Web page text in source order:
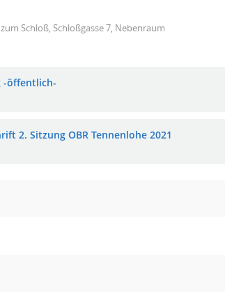
Schloß, Schloßgasse 7, Nebenraum
-öffentlich-
2. Sitzung OBR Tennenlohe 2021